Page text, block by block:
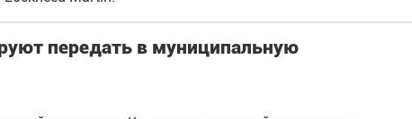
передать в муниципальную